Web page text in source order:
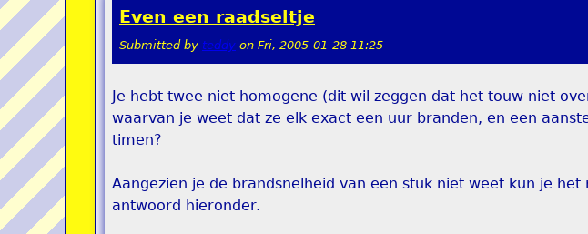
Even een raadseltje
Submitted by teddy on Fri, 2005-01-28 11:25
Je hebt twee niet homogene (dit wil zeggen dat het touw niet
waarvan je weet dat ze elk exact een uur branden, en een
timen?
Aangezien je de brandsnelheid van een stuk niet weet kun je
antwoord hieronder.